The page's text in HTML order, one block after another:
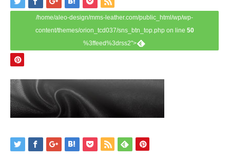
/home/aleo-design/mms-leather.com/public_html/wp/wp-
content/themes/orion_tcd037/sns_btn_top.php on line 50
%3ffeed%3drss2">